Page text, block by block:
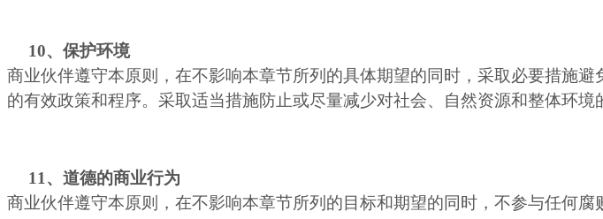
10、保护环境
商业伙伴遵守本原则，在不影响本章节所列的具体期望的同时，采取必要措施
的有效政策和程序。采取适当措施防止或尽量减少对社会、自然资源和整体环境
11 、道德的商业行为
商业伙伴遵守本原则，在不影响本章节所列的目标和期望的同时，不参与任何